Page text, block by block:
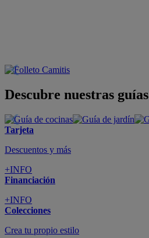
Descubre nuestras guías
Tarjeta
Descuentos y más
+INFO
Financiación
+INFO
Colecciones
Crea tu propio estilo